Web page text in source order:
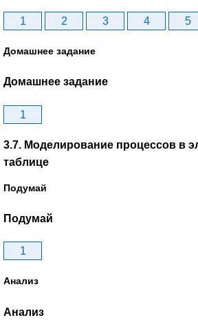
1 2 3 4 5
Домашнее задание
Домашнее задание
1
3.7. Моделирование процессов в
таблице
Подумай
Подумай
1
Анализ
Анализ